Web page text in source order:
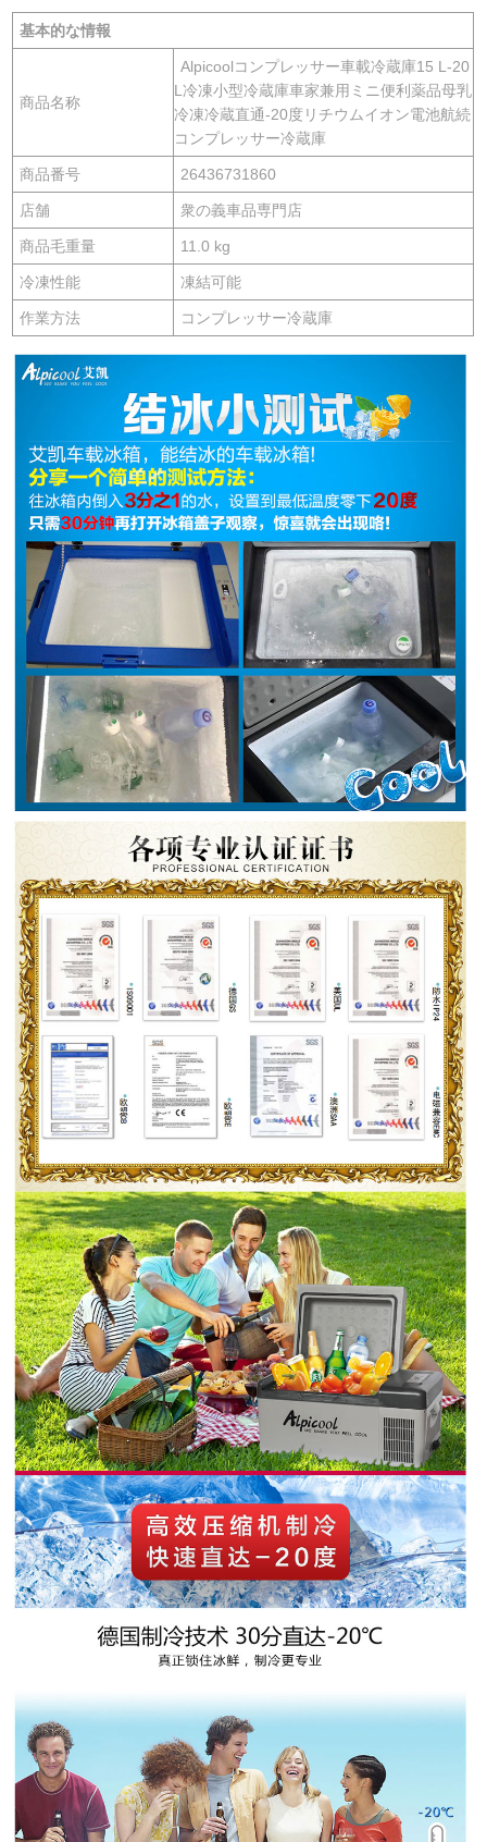
基本的な情報
商品名称
Alpicoolコンプレッサー車載冷蔵庫15 L-20
L冷凍小型冷蔵庫車家兼用ミニ便利薬品母乳
冷凍冷蔵直通-20度リチウムイオン電池航続
コンプレッサー冷蔵庫
商品番号 26436731860
店舗 衆の義車品専門店
商品毛重量 11.0 kg
冷凍性能 凍結可能
作業方法 コンプレッサー冷蔵庫